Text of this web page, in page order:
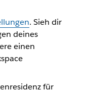
. Sieh dir
deines
einen
für